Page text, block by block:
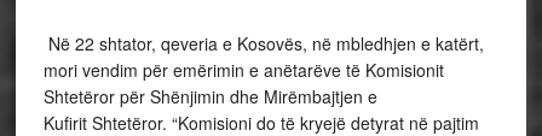
Në 22 shtator, qeveria e Kosovës, në mbledhjen e katërt,
mori vendim për emërimin e anëtarëve të Komisionit
Shtetëror për Shënjimin dhe Mirëmbajtjen e
Kufirit Shtetëror. “Komisioni do të kryejë detyrat në pajtim